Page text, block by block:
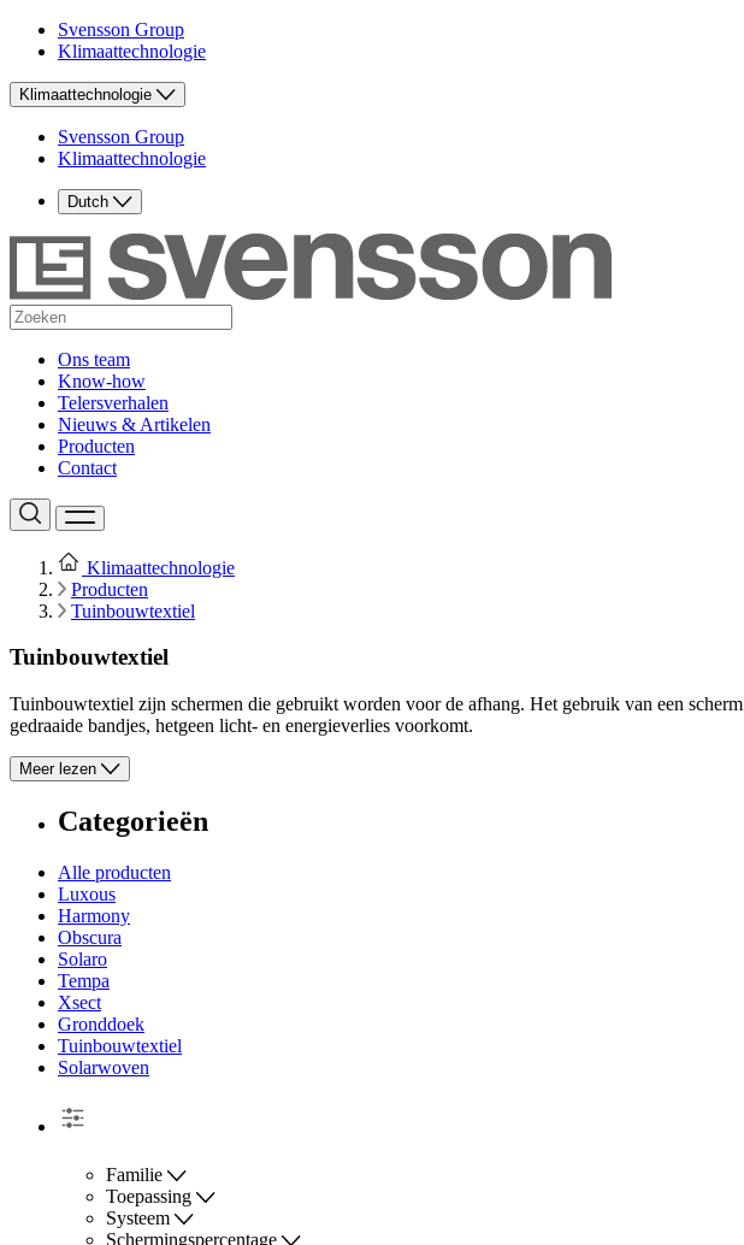
Svensson Group
Klimaattechnologie
Klimaattechnologie
Svensson Group
Klimaattechnologie
Dutch
Ons team
Know-how
Telersverhalen
Nieuws & Artikelen
Producten
Contact
Klimaattechnologie
Producten
Tuinbouwtextiel
Tuinbouwtextiel
Tuinbouwtextiel zijn schermen die gebruikt worden voor de afhang. Het gebruik van een
gedraaide bandjes, hetgeen licht- en energieverlies voorkomt.
Meer lezen
Categorieën
Alle producten
Luxous
Harmony
Obscura
Solaro
Tempa
Xsect
Gronddoek
Tuinbouwtextiel
Solarwoven
Familie
Toepassing
Systeem
Schermingspercentage